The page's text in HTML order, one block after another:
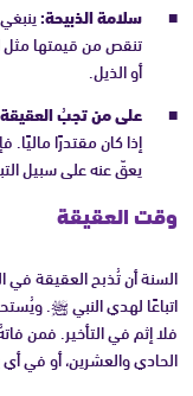
سلامة الذبيحة:
تنقص من قيمتها مثل
أو الذيل.
على من تجبُ
إذا كان مقتدرًا
يعقّ عنه على سبيل
وقت العقيقة
السنة أن تُذبح العقيقة
اتباعًا لهدي النبي ﷺ.
فلا إثم في التأخير. فمن
الحادي والعشرين، أو في